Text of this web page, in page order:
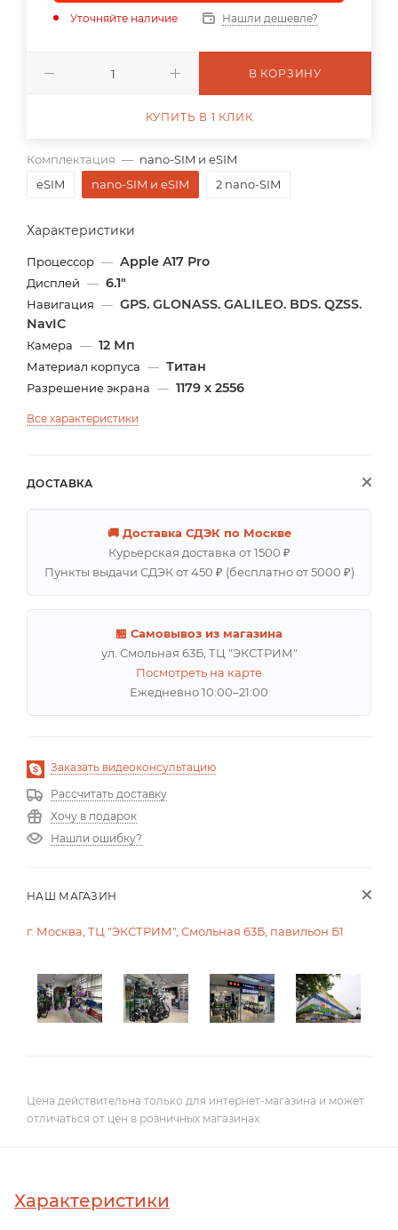
Комплектация — nano-SIM и eSIM
eSIM
nano-SIM и eSIM 2 nano-SIM
Характеристики
Процессор — Apple A17 Pro
Дисплей — 6.1"
Навигация — GPS. GLONASS. GALILEO. BDS. QZSS.
NavIC
Камера — 12 Мп
Материал корпуса — Титан
Разрешение экрана — 1179 x 2556
Все характеристики
ДОСТАВКА
🚚 Доставка СДЭК по Москве
Курьерская доставка от 1500 ₽
Пункты выдачи СДЭК от 450 ₽ (бесплатно от 5000 ₽)
🏪 Самовывоз из магазина
ул. Смольная 63Б, ТЦ "ЭКСТРИМ"
Посмотреть на карте
Ежедневно 10:00–21:00
Заказать видеоконсультацию
Рассчитать доставку
Хочу в подарок
Нашли ошибку?
НАШ МАГАЗИН
г. Москва, ТЦ "ЭКСТРИМ", Смольная 63Б, павильон Б1
Уточняйте наличие
Нашли дешевле?
В КОРЗИНУ
КУПИТЬ В 1 КЛИК
Цена действительна только для интернет-магазина и может
отличаться от цен в розничных магазинах
Характеристики